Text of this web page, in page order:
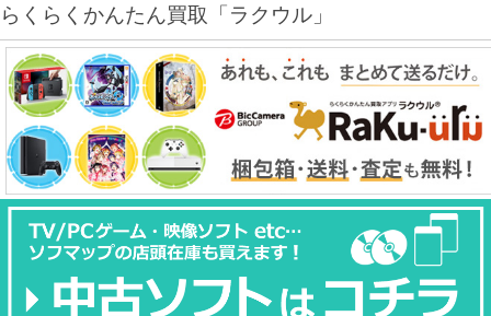
らくらくかんたん買取「ラクウル」